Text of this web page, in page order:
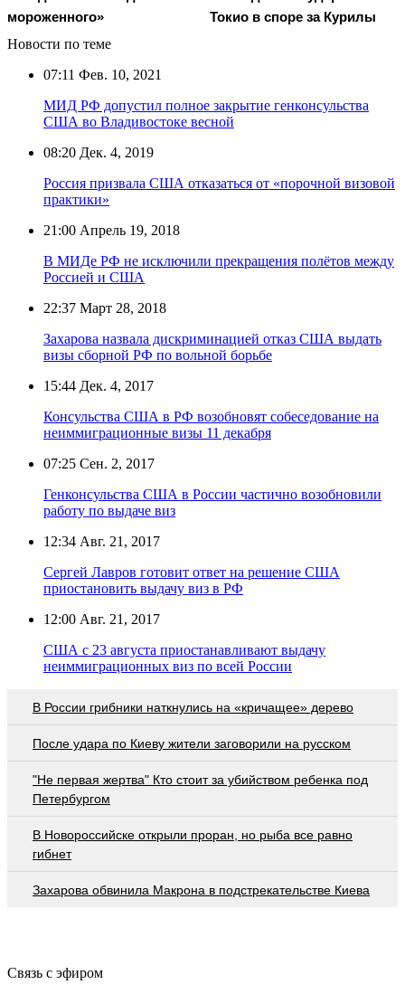
мороженного»
Токио в споре за Курилы
Новости по теме
07:11 Фев. 10, 2021
МИД РФ допустил полное закрытие генконсульства
США во Владивостоке весной
08:20 Дек. 4, 2019
Россия призвала США отказаться от «порочной визовой
практики»
21:00 Апрель 19, 2018
В МИДе РФ не исключили прекращения полётов между
Россией и США
22:37 Март 28, 2018
Захарова назвала дискриминацией отказ США выдать
визы сборной РФ по вольной борьбе
15:44 Дек. 4, 2017
Консульства США в РФ возобновят собеседование на
неиммиграционные визы 11 декабря
07:25 Сен. 2, 2017
Генконсульства США в России частично возобновили
работу по выдаче виз
12:34 Авг. 21, 2017
Сергей Лавров готовит ответ на решение США
приостановить выдачу виз в РФ
12:00 Авг. 21, 2017
США с 23 августа приостанавливают выдачу
неиммиграционных виз по всей России
В России грибники наткнулись на «кричащее» дерево
После удара по Киеву жители заговорили на русском
"Не первая жертва" Кто стоит за убийством ребенка под
Петербургом
В Новороссийске открыли проран, но рыба все равно
гибнет
Захарова обвинила Макрона в подстрекательстве Киева
Связь с эфиром